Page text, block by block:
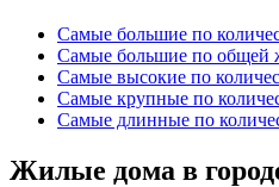
Самые большие по
Самые большие по общей
Самые высокие по
Самые крупные по
Самые длинные по
Жилые дома в